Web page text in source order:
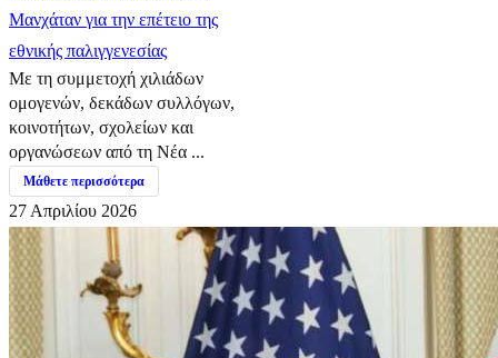
Μανχάταν για την επέτειο της
εθνικής παλιγγενεσίας
Με τη συμμετοχή χιλιάδων
ομογενών, δεκάδων συλλόγων,
κοινοτήτων, σχολείων και
οργανώσεων από τη Νέα ...
Μάθετε περισσότερα
27 Απριλίου 2026